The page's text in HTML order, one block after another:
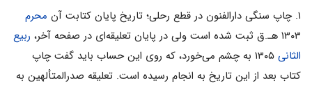
۱. چاپ سنگى دارالفنون در قطع رحلى؛ تاریخ پایان کتابت آن
محرم
۱۳۰۳ هـ.ق ثبت شده است ولى در پایان تعلیقه‌اى در صفحه آخر،
ربیع
الثانی
۱۳۰۵ به چشم مى‌خورد، که روى این حساب باید گفت چاپ
کتاب بعد از این تاریخ به انجام رسیده است. تعلیقه صدرالمتألهین به